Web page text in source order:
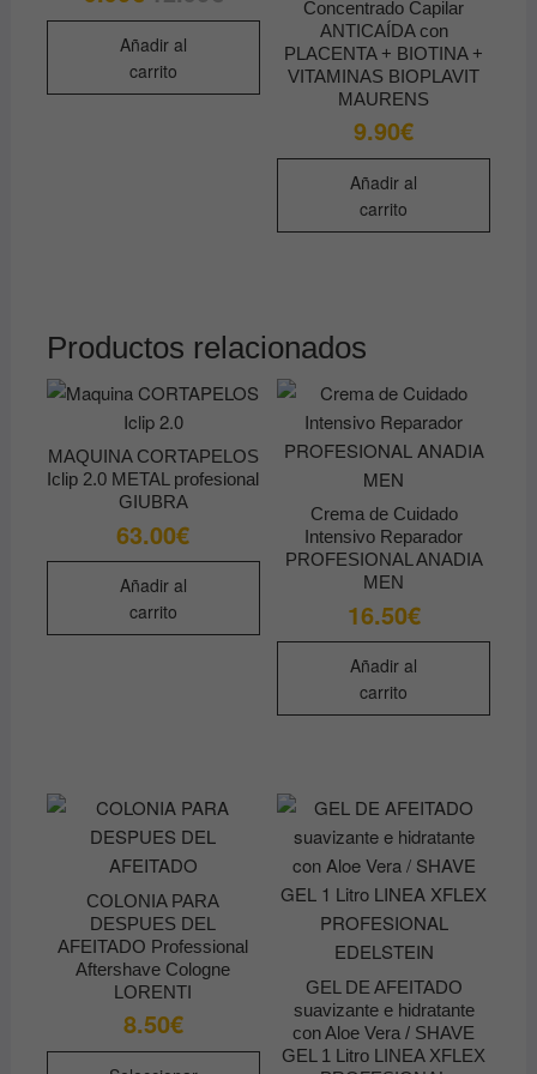
de
producto
precio
original
precio
actual
Añadir al
carrito
Concentrado Capilar
ANTICAÍDA con
PLACENTA + BIOTINA +
VITAMINAS BIOPLAVIT
MAURENS
9.90€
Añadir al
carrito
Productos relacionados
MAQUINA CORTAPELOS
Iclip 2.0 METAL profesional
GIUBRA
63.00€
Añadir al
carrito
Crema de Cuidado
Intensivo Reparador
PROFESIONAL ANADIA
MEN
16.50€
Añadir al
carrito
COLONIA PARA
DESPUES DEL
AFEITADO Professional
Aftershave Cologne
LORENTI
8.50€
Este
GEL DE AFEITADO
suavizante e hidratante
con Aloe Vera / SHAVE
GEL 1 Litro LINEA XFLEX